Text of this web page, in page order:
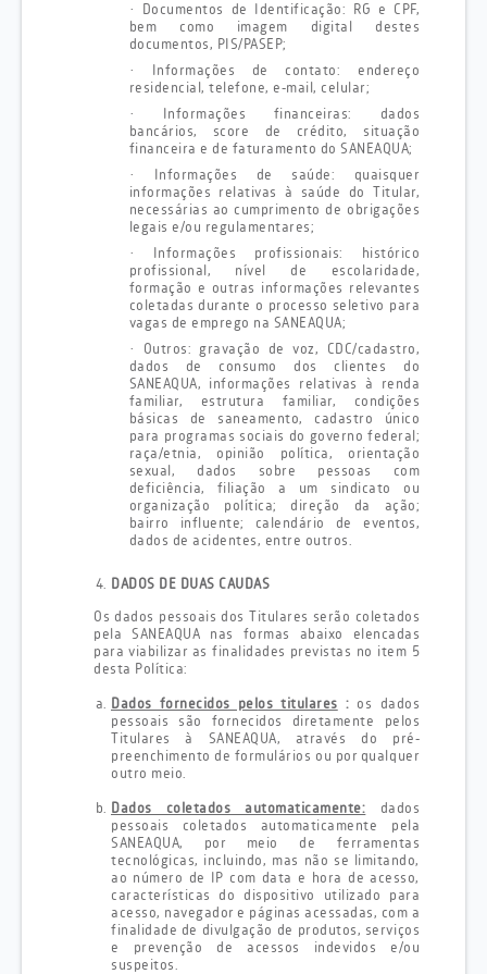
·
Documentos de Identificação: RG e CPF,
bem como imagem digital destes
documentos, PIS/PASEP;
·
Informações de contato: endereço
residencial, telefone, e-mail, celular;
·
Informações financeiras: dados
bancários, score de crédito, situação
financeira e de faturamento do SANEAQUA;
·
Informações de saúde: quaisquer
informações relativas à saúde do Titular,
necessárias ao cumprimento de obrigações
legais e/ou regulamentares;
·
Informações profissionais: histórico
profissional, nível de escolaridade,
formação e outras informações relevantes
coletadas durante o processo seletivo para
vagas de emprego na SANEAQUA;
·
Outros: gravação de voz, CDC/cadastro,
dados de consumo dos clientes do
SANEAQUA, informações relativas à renda
familiar, estrutura familiar, condições
básicas de saneamento, cadastro único
para programas sociais do governo federal;
raça/etnia, opinião política, orientação
sexual, dados sobre pessoas com
deficiência, filiação a um sindicato ou
organização política; direção da ação;
bairro influente; calendário de eventos,
dados de acidentes, entre outros.
DADOS DE DUAS CAUDAS
Os dados pessoais dos Titulares serão coletados
pela SANEAQUA nas formas abaixo elencadas
para viabilizar as finalidades previstas no item 5
desta Política:
Dados fornecidos pelos titulares : os dados
pessoais são fornecidos diretamente pelos
Titulares à SANEAQUA, através do pré-
preenchimento de formulários ou por qualquer
outro meio.
Dados coletados automaticamente: dados
pessoais coletados automaticamente pela
SANEAQUA, por meio de ferramentas
tecnológicas, incluindo, mas não se limitando,
ao número de IP com data e hora de acesso,
características do dispositivo utilizado para
acesso, navegador e páginas acessadas, com a
finalidade de divulgação de produtos, serviços
e prevenção de acessos indevidos e/ou
suspeitos.